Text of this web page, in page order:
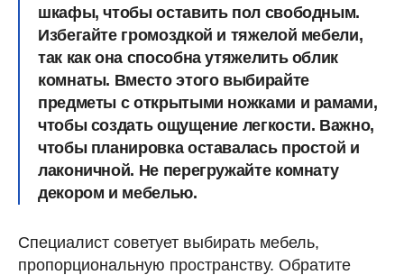
шкафы, чтобы оставить пол свободным.
Избегайте громоздкой и тяжелой мебели,
так как она способна утяжелить облик
комнаты. Вместо этого выбирайте
предметы с открытыми ножками и рамами,
чтобы создать ощущение легкости. Важно,
чтобы планировка оставалась простой и
лаконичной. Не перегружайте комнату
декором и мебелью.
Специалист советует выбирать мебель,
пропорциональную пространству. Обратите